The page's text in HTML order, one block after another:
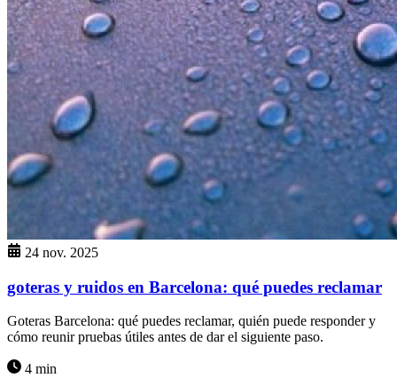
24 nov. 2025
goteras y ruidos en Barcelona: qué puedes reclamar
Goteras Barcelona: qué puedes reclamar, quién puede responder y
cómo reunir pruebas útiles antes de dar el siguiente paso.
4 min